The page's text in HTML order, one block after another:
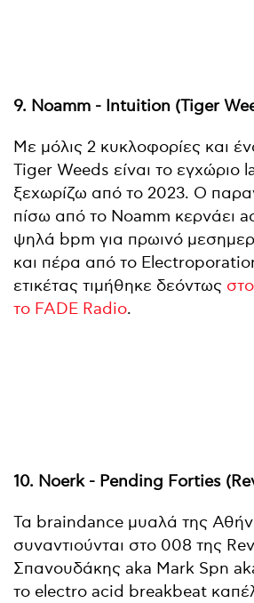
9. Noamm - Intuition (Tiger
Με μόλις 2 κυκλοφορίες και
Tiger Weeds είναι το εγχώριο
ξεχωρίζω από το 2023. Ο
πίσω από το Noamm κερνάει
ψηλά bpm για πρωινό
και πέρα από το
ετικέτας τιμήθηκε δεόντως
το FADE Radio.
10. Noerk - Pending Forties
Τα braindance μυαλά της
συναντιούνται στο 008 της
Σπανουδάκης aka Mark Spn
το electro acid breakbeat